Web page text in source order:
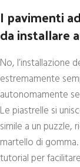
I pavimenti
da installare
No, l’installazione
estremamente
autonomamente
Le piastrelle si
simile a un puzzle,
martello di
tutorial per